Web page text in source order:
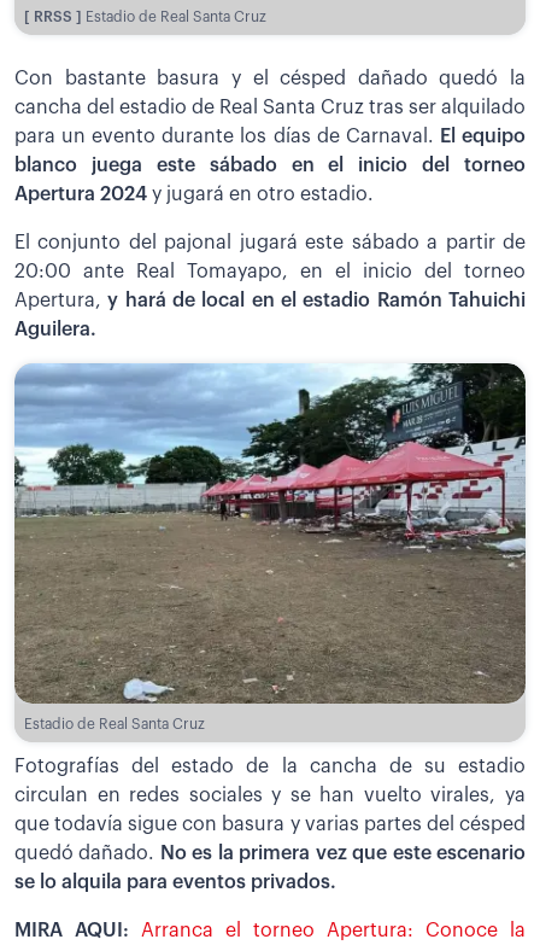
[ RRSS ] Estadio de Real Santa Cruz
Con bastante basura y el césped dañado quedó la
cancha del estadio de Real Santa Cruz tras ser alquilado
para un evento durante los días de Carnaval.
El equipo
blanco juega este sábado en el inicio del torneo
Apertura 2024 y jugará en otro estadio.
El conjunto del pajonal jugará este sábado a partir de
20:00 ante Real Tomayapo, en el inicio del torneo
Apertura,y hará de local en el estadio Ramón Tahuichi
Aguilera.
Estadio de Real Santa Cruz
Fotografías del estado de la cancha de su estadio
circulan en redes sociales y se han vuelto virales, ya
que todavía sigue con basura y varias partes del césped
quedó dañado.
No es la primera vez que este escenario
se lo alquila para eventos privados.
MIRA AQUI: Arranca el torneo Apertura: Conoce la